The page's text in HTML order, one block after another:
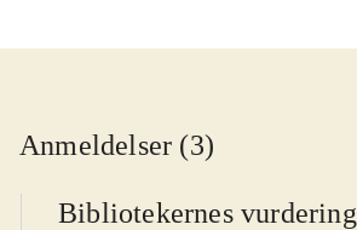
Anmeldelser (3)
Bibliotekernes vurdering